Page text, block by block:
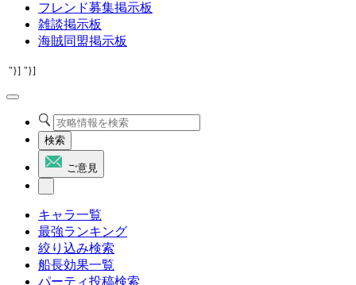
フレンド募集掲示板
雑談掲示板
海賊同盟掲示板
"}] "}]
検索
ご意見
キャラ一覧
最強ランキング
絞り込み検索
船長効果一覧
パーティ投稿検索